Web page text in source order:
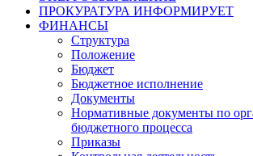
ПРОКУРАТУРА ИНФОРМИРУЕТ
ФИНАНСЫ
Структура
Положение
Бюджет
Бюджетное исполнение
Документы
Нормативные документы по
бюджетного процесса
Приказы